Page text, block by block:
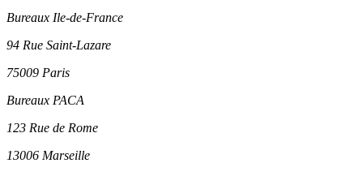
Bureaux Ile-de-France
94 Rue Saint-Lazare
75009 Paris
Bureaux PACA
123 Rue de Rome
13006 Marseille